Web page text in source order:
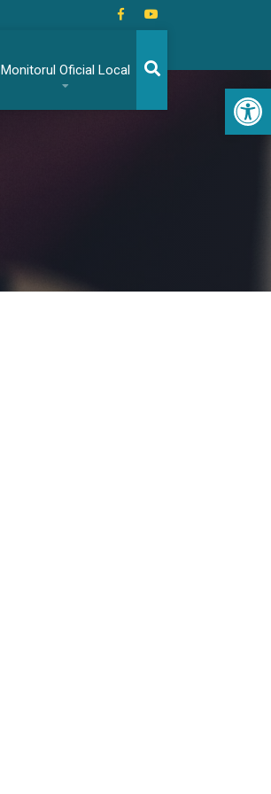
Monitorul Oficial Local